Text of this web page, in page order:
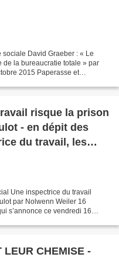
sociale David Graeber : « Le
de la bureaucratie totale » par
2015 Paperasse et
risque la prison
- en dépit des
du travail, les
sur le banc des
Une inspectrice du travail
par Nolwenn Weiler 16
s’annonce ce vendredi 16
LEUR CHEMISE -